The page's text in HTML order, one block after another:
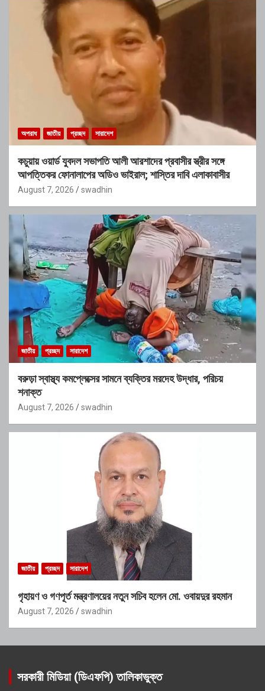
অপরাধ জাতীয় প্রচ্ছদ সারাদেশ
কচুয়ায় ওয়ার্ড যুবদল সভাপতি আলী আরশাদের প্রবাসীর স্ত্রীর সঙ্গে
আপত্তিকর ফোনালাপের অডিও ভাইরাল; শাস্তির দাবি এলাকাবাসীর
August 7, 2026 swadhin
জাতীয় প্রচ্ছদ সারাদেশ
বরুড়া স্বাস্থ্য কমপ্লেক্সের সামনে ব্যক্তির মরদেহ উদ্ধার, পরিচয়
শনাক্ত
August 7, 2026 swadhin
জাতীয় প্রচ্ছদ সারাদেশ
গৃহায়ণ ও গণপূর্ত মন্ত্রণালয়ের নতুন সচিব হলেন মো. ওবায়দুর রহমান
August 7, 2026 swadhin
সরকারী মিডিয়া (ডিএফপি) তালিকাভুক্ত